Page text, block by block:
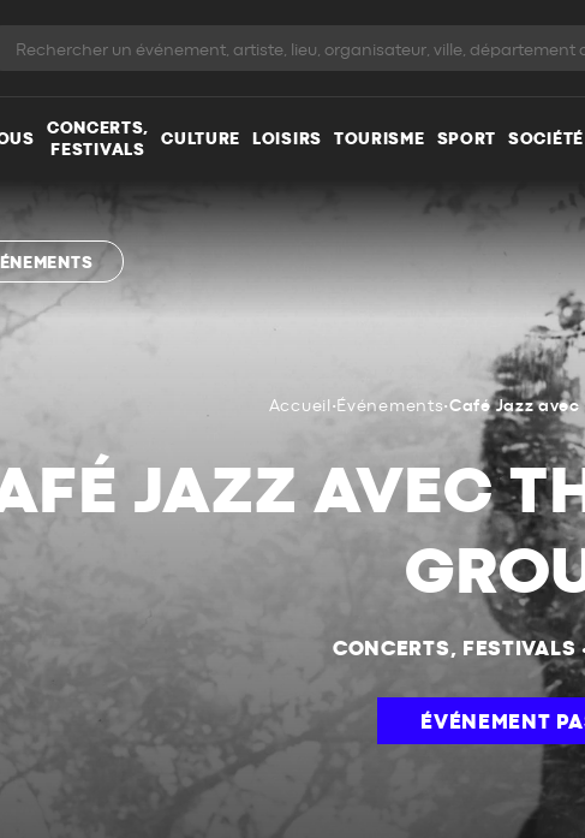
CONCERTS,
FESTIVALS
CULTURE LOISIRS TOURISME SPORT SOCIÉTÉ
Accueil • Événements•Café Jazz
JAZZ AVEC
CONCERTS, FESTIVALS
ÉVÉNEMENT